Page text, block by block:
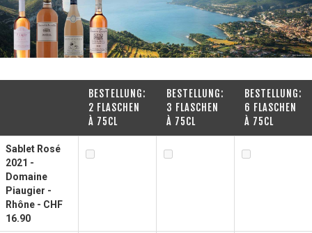
BESTELLUNG:
2 FLASCHEN
À 75CL
BESTELLUNG:
3 FLASCHEN
À 75CL
BESTELLUNG:
6 FLASCHEN
À 75CL
Sablet Rosé
2021 -
Domaine
Piaugier -
Rhône - CHF
16.90